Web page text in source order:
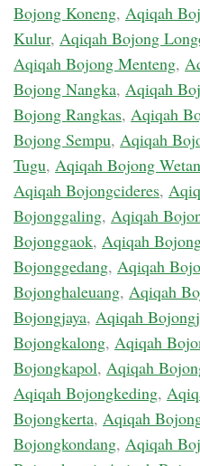
Bojong Koneng, Aqiqah
Kulur, Aqiqah Bojong
Aqiqah Bojong Menteng,
Bojong Nangka, Aqiqah
Bojong Rangkas, Aqiqah
Bojong Sempu, Aqiqah
Tugu, Aqiqah Bojong Wetan
Aqiqah Bojongcideres,
Bojonggaling, Aqiqah
Bojonggaok, Aqiqah
Bojonggedang, Aqiqah
Bojonghaleuang, Aqiqah
Bojongjaya, Aqiqah
Bojongkalong, Aqiqah
Bojongkapol, Aqiqah
Aqiqah Bojongkeding,
Bojongkerta, Aqiqah
Bojongkondang, Aqiqah